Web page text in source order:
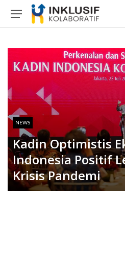
NEWS
Kadin Optimistis
Indonesia Positif
Krisis Pandemi